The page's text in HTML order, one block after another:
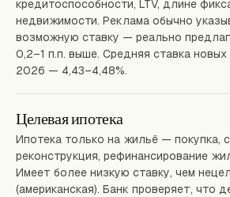
кредитоспособности, LTV, длине
недвижимости. Реклама обычно
возможную ставку — реально
0,2–1 п.п. выше. Средняя ставка новых
2026 — 4,43–4,48%.
Целевая ипотека
Ипотека только на жильё — покупка,
реконструкция, рефинансирование
Имеет более низкую ставку, чем
(американская). Банк проверяет, что